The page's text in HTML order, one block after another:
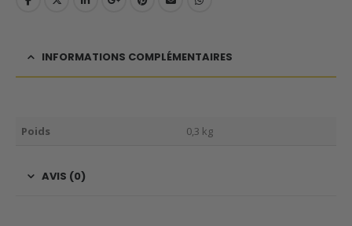
INFORMATIONS COMPLÉMENTAIRES
Poids 0,3 kg
AVIS (0)